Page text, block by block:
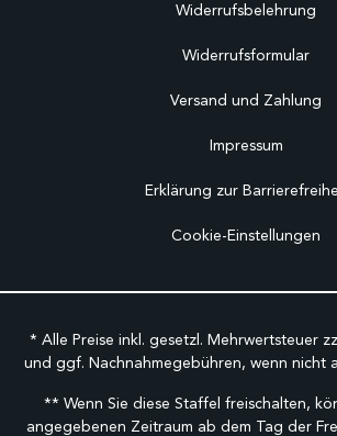
Widerrufsbelehrung
Widerrufsformular
Versand und Zahlung
Impressum
Erklärung zur
Cookie-Einstellungen
* Alle Preise inkl. gesetzl. Mehrwertsteuer
und ggf. Nachnahmegebühren, wenn nicht
** Wenn Sie diese Staffel freischalten,
angegebenen Zeitraum ab dem Tag der